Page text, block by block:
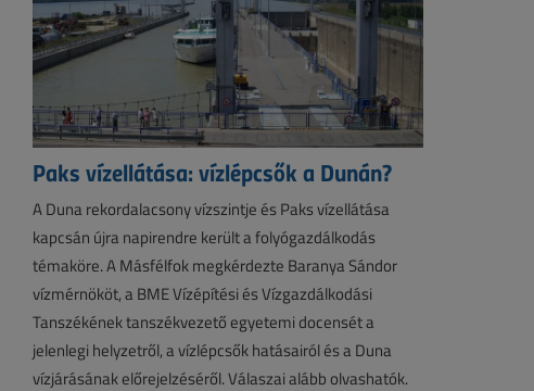
Paks vízellátása: vízlépcsők a Dunán?
A Duna rekordalacsony vízszintje és Paks vízellátása
kapcsán újra napirendre került a folyógazdálkodás
témaköre. A Másfélfok megkérdezte Baranya Sándor
vízmérnököt, a BME Vízépítési és Vízgazdálkodási
Tanszékének tanszékvezető egyetemi docensét a
jelenlegi helyzetről, a vízlépcsők hatásairól és a Duna
vízjárásának előrejelzéséről. Válaszai alább olvashatók.